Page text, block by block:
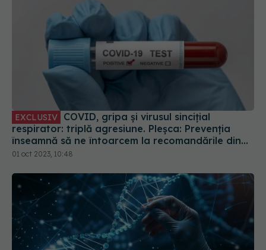
EXCLUSIV
respirator: triplă agresiune. Pleșca: Prevenția
înseamnă să ne întoarcem la recomandările din
timpul pandemiei!
01 oct 2023, 10:48